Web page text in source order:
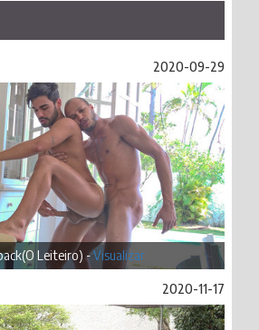
2020-09-29
Leiteiro) -Visualizar
2020-11-17